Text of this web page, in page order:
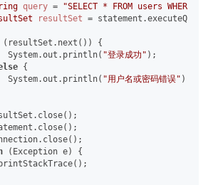
query =
"SELECT * FROM users WHERE
resultSet =
(resultSet.next()) {
System.out.println(
"登录成功" );
{
System.out.println(
"用户名或密码错误" );
(Exception e) {